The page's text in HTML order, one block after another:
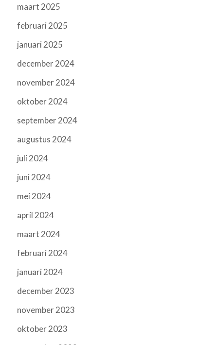
maart 2025
februari 2025
januari 2025
december 2024
november 2024
oktober 2024
september 2024
augustus 2024
juli 2024
juni 2024
mei 2024
april 2024
maart 2024
februari 2024
januari 2024
december 2023
november 2023
oktober 2023